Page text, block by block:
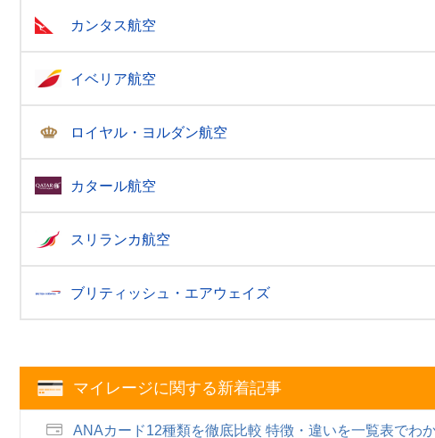
カンタス航空
イベリア航空
ロイヤル・ヨルダン航空
カタール航空
スリランカ航空
ブリティッシュ・エアウェイズ
マイレージに関する新着記事
ANAカード12種類を徹底比較 特徴・違いを一覧表でわ